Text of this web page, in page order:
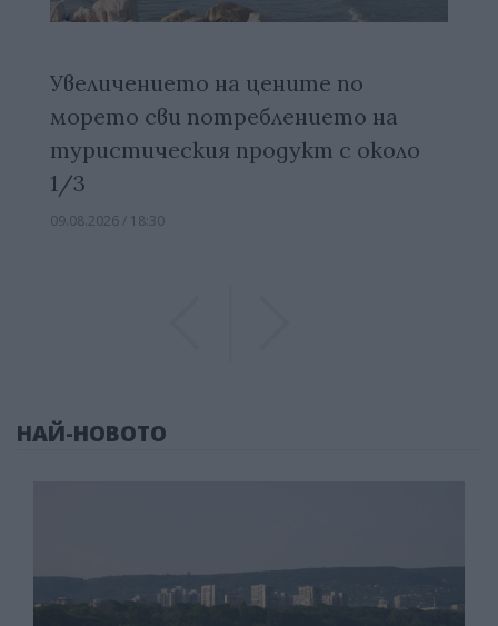
Увеличението на цените по
морето сви потреблението на
туристическия продукт с около
1/3
09.08.2026 / 18:30
НАЙ-НОВОТО